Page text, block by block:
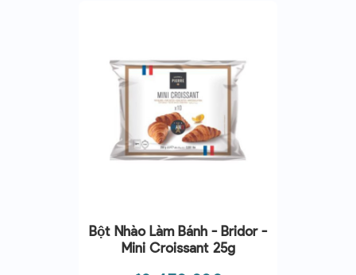
Bột Nhào Làm Bánh - Bridor -
Mini Croissant 25g